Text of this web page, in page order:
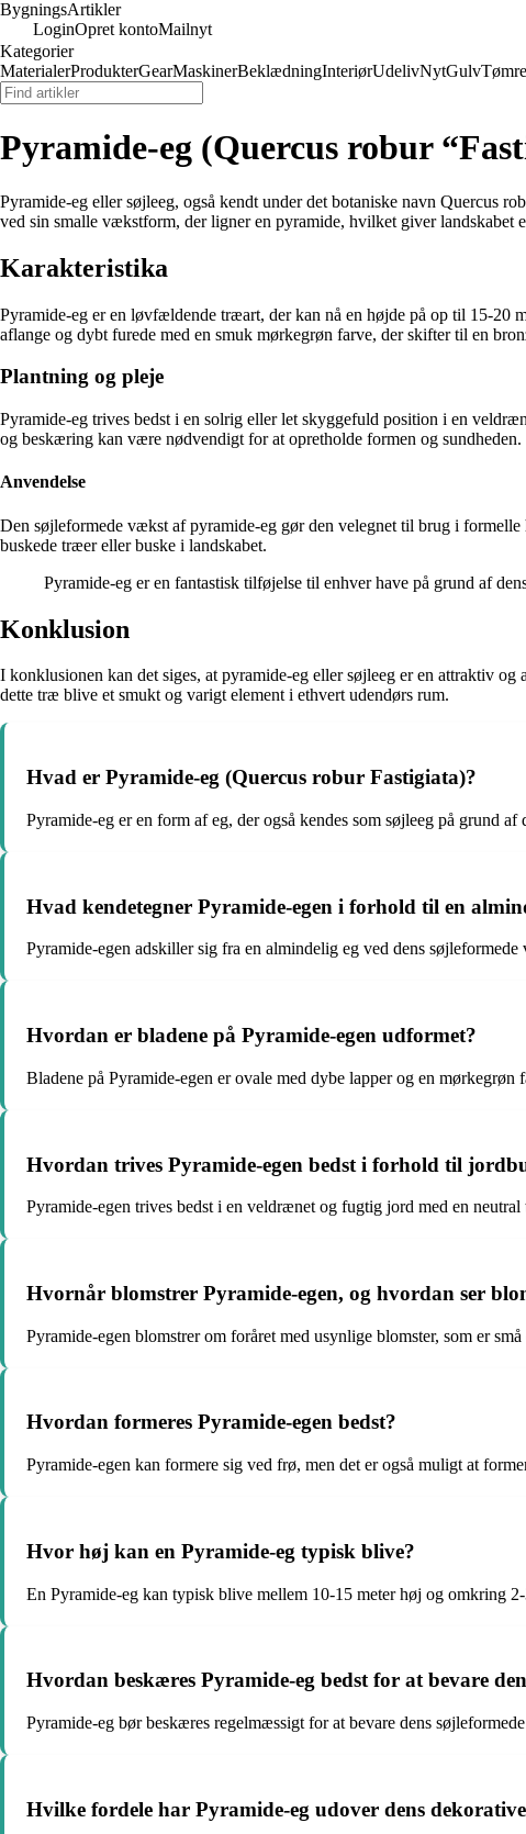
BygningsArtikler
LoginOpret kontoMailnyt
Kategorier
MaterialerProdukterGearMaskinerBeklædningInteriørUdelivNytGulv
Pyramide-eg (Quercus robur
Pyramide-eg eller søjleeg, også kendt under det botaniske navn Quercus
ved sin smalle vækstform, der ligner en pyramide, hvilket giver landskabet
Karakteristika
Pyramide-eg er en løvfældende træart, der kan nå en højde på op til 15-20
aflange og dybt furede med en smuk mørkegrøn farve, der skifter til en
Plantning og pleje
Pyramide-eg trives bedst i en solrig eller let skyggefuld position i en
og beskæring kan være nødvendigt for at opretholde formen og sundheden.
Anvendelse
Den søjleformede vækst af pyramide-eg gør den velegnet til brug i formelle
buskede træer eller buske i landskabet.
Pyramide-eg er en fantastisk tilføjelse til enhver have på grund af
Konklusion
I konklusionen kan det siges, at pyramide-eg eller søjleeg er en attraktiv
dette træ blive et smukt og varigt element i ethvert udendørs rum.
Hvad er Pyramide-eg (Quercus robur Fastigiata)?
Pyramide-eg er en form af eg, der også kendes som søjleeg på grund
Hvad kendetegner Pyramide-egen i forhold til en
Pyramide-egen adskiller sig fra en almindelig eg ved dens
Hvordan er bladene på Pyramide-egen udformet?
Bladene på Pyramide-egen er ovale med dybe lapper og en
Hvordan trives Pyramide-egen bedst i forhold til
Pyramide-egen trives bedst i en veldrænet og fugtig jord med en
Hvornår blomstrer Pyramide-egen, og hvordan ser
Pyramide-egen blomstrer om foråret med usynlige blomster, som er
Hvordan formeres Pyramide-egen bedst?
Pyramide-egen kan formere sig ved frø, men det er også muligt at
Hvor høj kan en Pyramide-eg typisk blive?
En Pyramide-eg kan typisk blive mellem 10-15 meter høj og omkring
Hvordan beskæres Pyramide-eg bedst for at bevare
Pyramide-eg bør beskæres regelmæssigt for at bevare dens
Hvilke fordele har Pyramide-eg udover dens dekorative